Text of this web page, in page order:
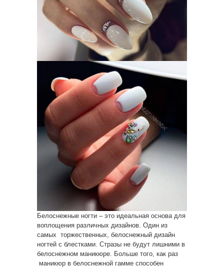
Белоснежные ногти – это идеальная основа для
воплощения различных дизайнов. Один из
самых торжественных, белоснежный дизайн
ногтей с блестками. Стразы не будут лишними в
белоснежном маникюре. Больше того, как раз
маникюр в белоснежной гамме способен